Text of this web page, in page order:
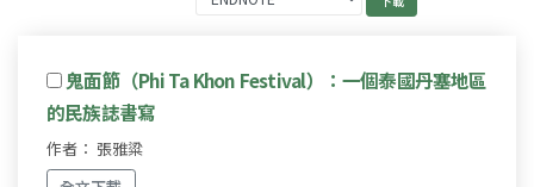
鬼面節（Phi Ta Khon Festival）：一個泰國丹塞地區
的民族誌書寫
作者： 張雅粱